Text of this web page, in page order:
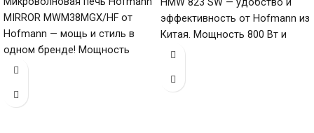
MIRROR MWM38MGX/HF от
Hofmann — мощь и стиль в
одном бренде! Мощность
900/1000 Вт и объем 38
HMW 823 SW — удобство и
эффективность от Hofmann из
Китая. Мощность 800 Вт и
нержавеющая сталь